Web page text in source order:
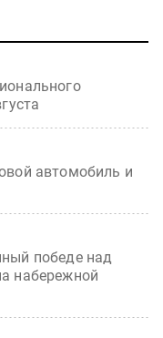
автомобиль и
победе над
набережной